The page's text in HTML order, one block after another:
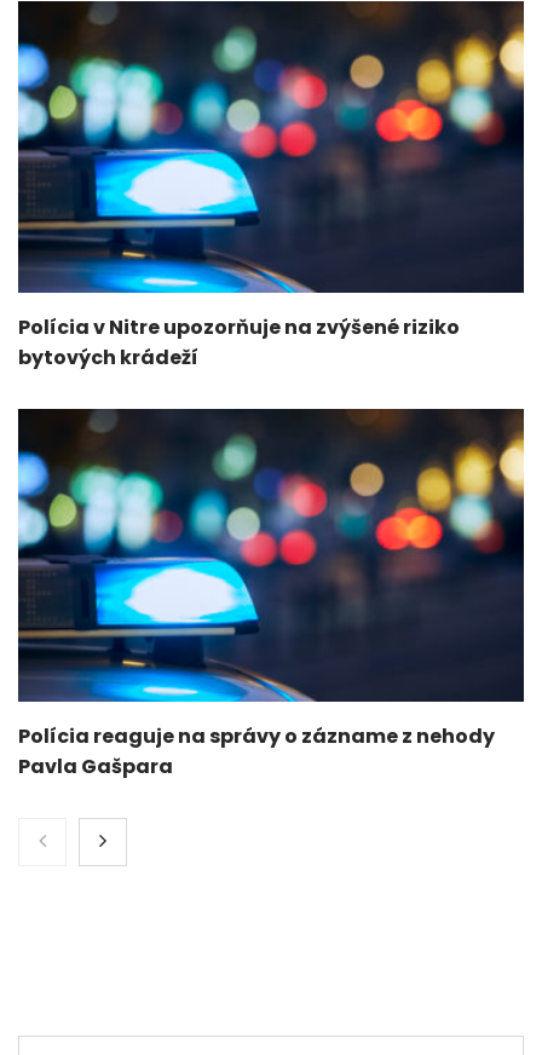
Polícia v Nitre upozorňuje na zvýšené riziko
bytových krádeží
Polícia reaguje na správy o zázname z nehody
Pavla Gašpara